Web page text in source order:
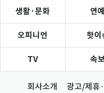
생활·문화 연예
오피니언 핫이
TV 속보
회사소개 광고/제휴